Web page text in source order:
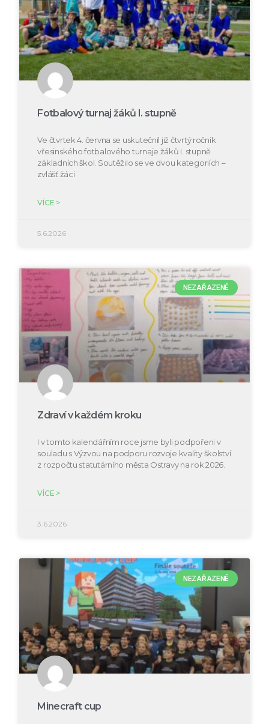
Fotbalový turnaj žáků I. stupně
Ve čtvrtek 4. června se uskutečnil již čtvrtý ročník
vřesinského fotbalového turnaje žáků I. stupně
základních škol. Soutěžilo se ve dvou kategoriích –
zvlášť žáci
VÍCE >
5.6.2026
NEZAŘAZENÉ
Zdraví v každém kroku
I v tomto kalendářním roce jsme byli podpořeni v
souladu s Výzvou na podporu rozvoje kvality školství
z rozpočtu statutárního města Ostravy na rok 2026.
VÍCE >
3.6.2026
NEZAŘAZENÉ
Minecraft cup